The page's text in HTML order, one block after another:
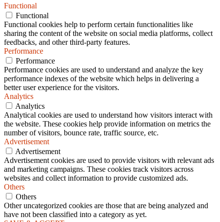
Functional
Functional
Functional cookies help to perform certain functionalities like
sharing the content of the website on social media platforms, collect
feedbacks, and other third-party features.
Performance
Performance
Performance cookies are used to understand and analyze the key
performance indexes of the website which helps in delivering a
better user experience for the visitors.
Analytics
Analytics
Analytical cookies are used to understand how visitors interact with
the website. These cookies help provide information on metrics the
number of visitors, bounce rate, traffic source, etc.
Advertisement
Advertisement
Advertisement cookies are used to provide visitors with relevant ads
and marketing campaigns. These cookies track visitors across
websites and collect information to provide customized ads.
Others
Others
Other uncategorized cookies are those that are being analyzed and
have not been classified into a category as yet.